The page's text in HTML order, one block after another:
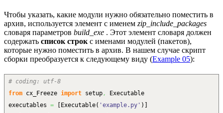
Чтобы указать, какие модули нужно обязательно поместить в
архив, используется элемент с именем zip_include_packages
словаря параметров build_exe . Этот элемент словаря должен
содержать список строк с именами модулей (пакетов),
которые нужно поместить в архив. В нашем случае скрипт
сборки преобразуется к следующему виду (Example 05):
# coding: utf-8
from cx_Freeze import setup,
Executable
executables = Executable( 'example.py' )